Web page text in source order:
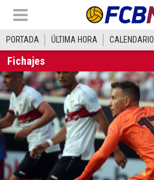
PORTADA ÚLTIMA HORA CALENDARIO
Fichajes